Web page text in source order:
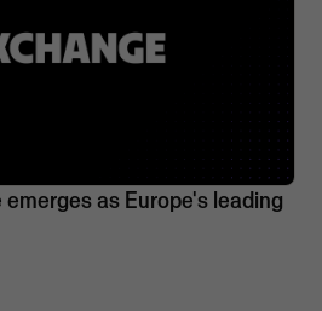
as Europe's leading